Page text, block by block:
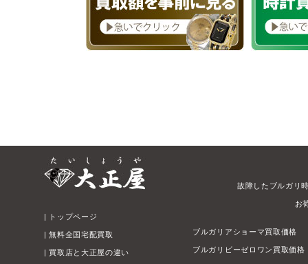
| トップページ
|無料全国宅配買取
| 買取店と大正屋の違い
故障したブルガリ
お
ブルガリアショーマ買取価格
ブルガリビーゼロワン買取価格